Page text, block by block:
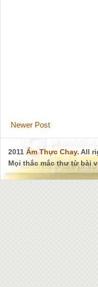
Newer Post
2011 Ẩm Thực Chay. All
Mọi thắc mắc thư từ bài